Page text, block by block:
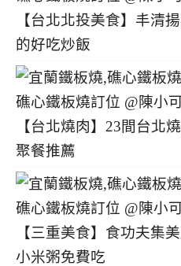
【台北北投美食】丰清
的好吃炒飯
【台北燒肉】23間台北
聚餐推薦
【三重美食】食功夫集
小米粥免費吃